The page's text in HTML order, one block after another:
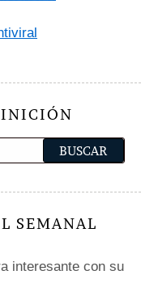
SEMANAL
interesante con su